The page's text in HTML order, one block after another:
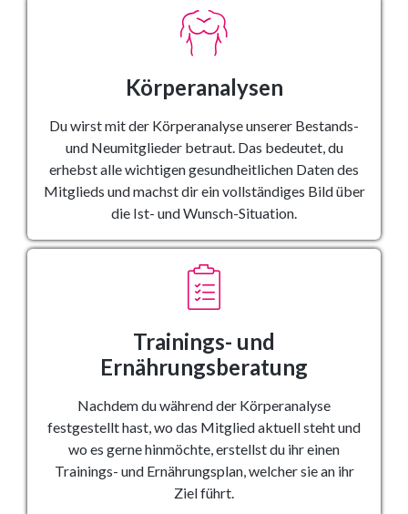
Körperanalysen
Du wirst mit der Körperanalyse unserer Bestands-
und Neumitglieder betraut. Das bedeutet, du
erhebst alle wichtigen gesundheitlichen Daten des
Mitglieds und machst dir ein vollständiges Bild über
die Ist- und Wunsch-Situation.
Trainings- und
Ernährungsberatung
Nachdem du während der Körperanalyse
festgestellt hast, wo das Mitglied aktuell steht und
wo es gerne hinmöchte, erstellst du ihr einen
Trainings- und Ernährungsplan, welcher sie an ihr
Ziel führt.